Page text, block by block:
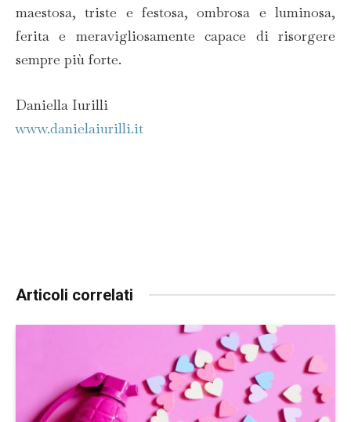
maestosa, triste e festosa, ombrosa e luminosa,
ferita e meravigliosamente capace di risorgere
sempre più forte.
Daniella Iurilli
www.danielaiurilli.it
Articoli correlati